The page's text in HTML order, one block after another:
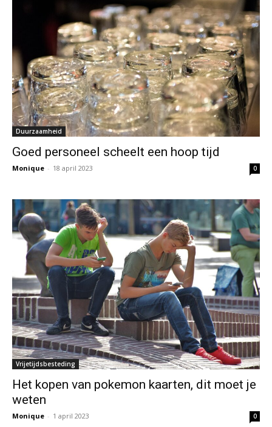
Duurzaamheid
Goed personeel scheelt een hoop tijd
Monique - 18 april 2023 0
Vrijetijdsbesteding
Het kopen van pokemon kaarten, dit moet je
weten
Monique - 1 april 2023 0